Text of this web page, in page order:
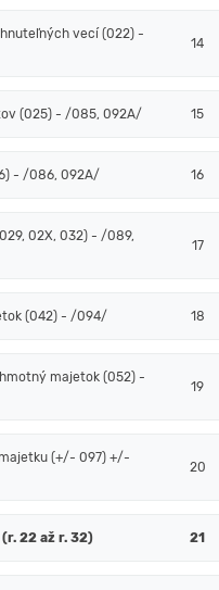
vecí (022) -
14
(025) - /085, 092A/ 15
- /086, 092A/ 16
02X, 032) - /089,
17
(042) - /094/ 18
majetok (052) -
19
(+/- 097) +/-
20
22 až r. 32) 21